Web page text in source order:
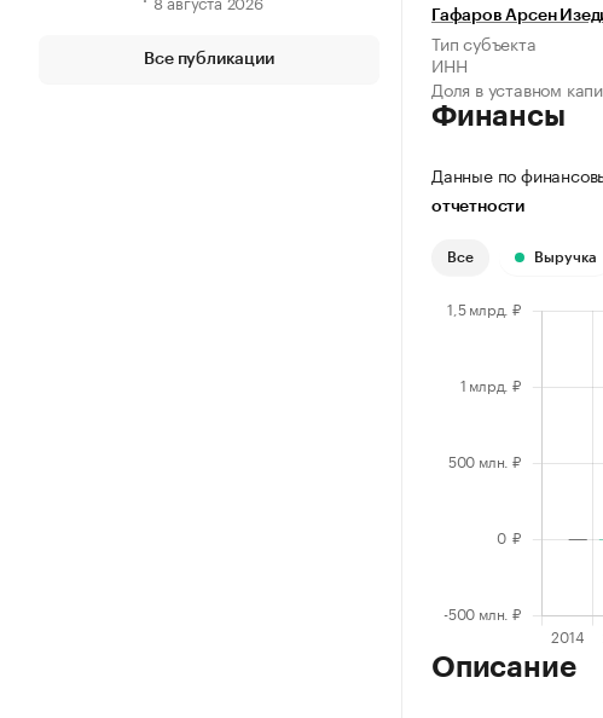
Все публикации
Гафаров Арсен
Тип субъекта
ИНН
Доля в уставном
Финансы
Данные по
отчетности
Все Выручка
Описание